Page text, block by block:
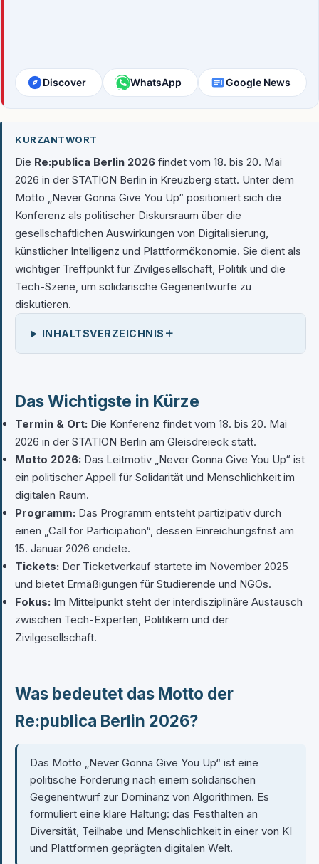
Discover WhatsApp Google News
KURZANTWORT
Die Re:publica Berlin 2026 findet vom 18. bis 20. Mai
2026 in der STATION Berlin in Kreuzberg statt. Unter dem
Motto „Never Gonna Give You Up“ positioniert sich die
Konferenz als politischer Diskursraum über die
gesellschaftlichen Auswirkungen von Digitalisierung,
künstlicher Intelligenz und Plattformökonomie. Sie dient als
wichtiger Treffpunkt für Zivilgesellschaft, Politik und die
Tech-Szene, um solidarische Gegenentwürfe zu
diskutieren.
INHALTSVERZEICHNIS +
Das Wichtigste in Kürze
Termin & Ort: Die Konferenz findet vom 18. bis 20. Mai
2026 in der STATION Berlin am Gleisdreieck statt.
Motto 2026: Das Leitmotiv „Never Gonna Give You Up“ ist
ein politischer Appell für Solidarität und Menschlichkeit im
digitalen Raum.
Programm: Das Programm entsteht partizipativ durch
einen „Call for Participation“, dessen Einreichungsfrist am
15. Januar 2026 endete.
Tickets: Der Ticketverkauf startete im November 2025
und bietet Ermäßigungen für Studierende und NGOs.
Fokus: Im Mittelpunkt steht der interdisziplinäre Austausch
zwischen Tech-Experten, Politikern und der
Zivilgesellschaft.
Was bedeutet das Motto der
Re:publica Berlin 2026?
Das Motto „Never Gonna Give You Up“ ist eine
politische Forderung nach einem solidarischen
Gegenentwurf zur Dominanz von Algorithmen. Es
formuliert eine klare Haltung: das Festhalten an
Diversität, Teilhabe und Menschlichkeit in einer von KI
und Plattformen geprägten digitalen Welt.